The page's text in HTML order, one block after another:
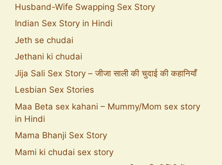
Husband-Wife Swapping Sex Story
Indian Sex Story in Hindi
Jeth se chudai
Jethani ki chudai
Jija Sali Sex Story – जीजा साली की चुदाई की कहानियाँ
Lesbian Sex Stories
Maa Beta sex kahani – Mummy/Mom sex story
in Hindi
Mama Bhanji Sex Story
Mami ki chudai sex story